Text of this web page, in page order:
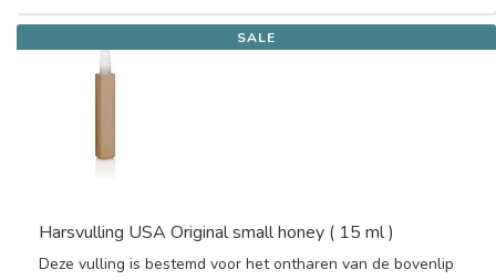
SALE
Harsvulling USA Original small honey ( 15 ml )
Deze vulling is bestemd voor het ontharen van de bovenlip